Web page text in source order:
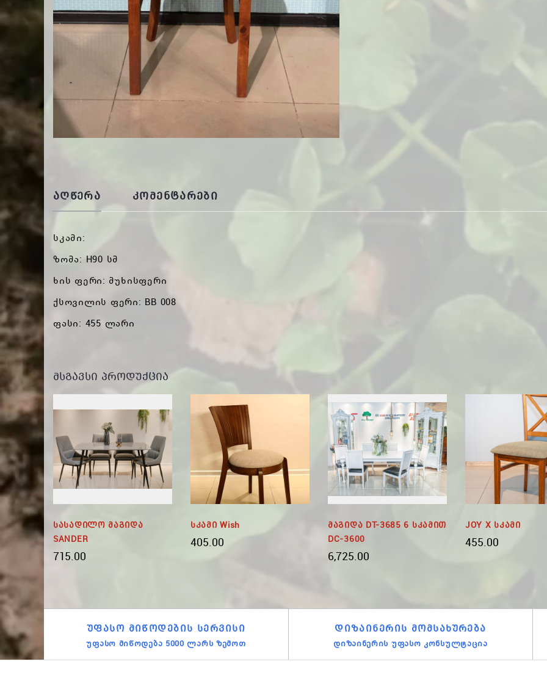
ᲐᲦᲬᲔᲠᲐ ᲙᲝᲛᲔᲜᲢᲐᲠᲔᲑᲘ
სკამი:
ზომა: H90 სმ
ხის ფერი: მუხისფერი
ქსოვილის ფერი: BB 008
ფასი: 455 ლარი
ᲛᲡᲒᲐᲕᲡᲘ ᲞᲠᲝᲓᲣᲥᲪᲘᲐ
Სასადილო Მაგიდა
SANDER
715.00
Სკამი Wish
405.00
Მაგიდა DT-3685 6 Სკამით
DC-3600
6,725.00
JOY X Სკამი
455.00
ᲣᲤᲐᲡᲝ ᲛᲘᲬᲝᲓᲔᲑᲘᲡ ᲡᲔᲠᲕᲘᲡᲘ
უფასო მიწოდება 5000 ლარს ზემოთ
ᲓᲘᲖᲐᲘᲜᲔᲠᲘᲡ ᲛᲝᲛᲡᲐᲮᲣᲠᲔᲑᲐ
დიზაინერის უფასო კონსულტაცია